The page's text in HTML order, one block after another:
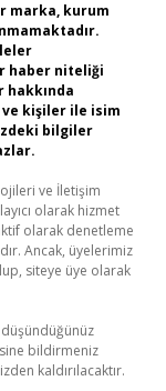
marka, kurum
haber niteliği
hakkında
ve kişiler ile isim
bilgiler
ve İletişim
olarak hizmet
olarak denetleme
Ancak, üyelerimiz
siteye üye olarak
bildirmeniz
kaldırılacaktır.